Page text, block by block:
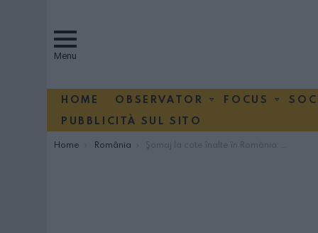
Menu
HOME OBSERVATOR FOCUS
PUBBLICITÀ SUL SITO
You are here:
Home România Şomaj la cote înalte în România: 6,5 milioane de persoane nu au loc de muncă